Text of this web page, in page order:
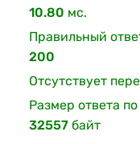
10.80 мс.
Правильный
200
Отсутствует
Размер ответа по
32557 байт